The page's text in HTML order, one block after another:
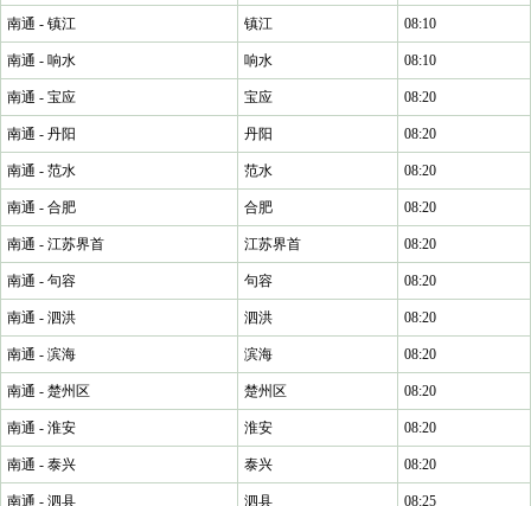
南通 - 镇江 镇江 08:10
南通 - 响水 响水 08:10
南通 - 宝应 宝应 08:20
南通 - 丹阳 丹阳 08:20
南通 - 范水 范水 08:20
南通 - 合肥 合肥 08:20
南通 - 江苏界首 江苏界首 08:20
南通 - 句容 句容 08:20
南通 - 泗洪 泗洪 08:20
南通 - 滨海 滨海 08:20
南通 - 楚州区 楚州区 08:20
南通 - 淮安 淮安 08:20
南通 - 泰兴 泰兴 08:20
南通 - 泗县 泗县 08:25